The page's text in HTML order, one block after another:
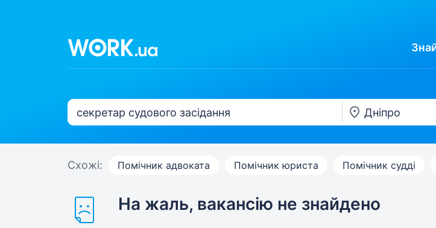
Схожі: Помічник адвоката Помічник юриста Помічник судді
На жаль, вакансію не знайдено